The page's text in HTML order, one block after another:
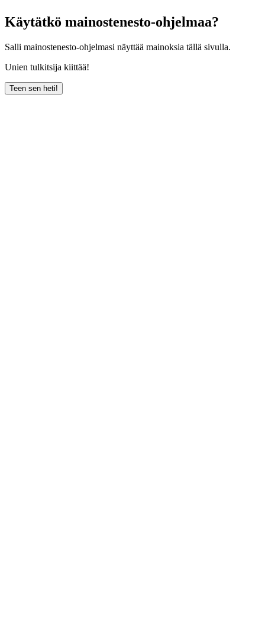
Käytätkö mainostenesto-ohjelmaa?
Salli mainostenesto-ohjelmasi näyttää mainoksia tällä sivulla.
Unien tulkitsija kiittää!
Teen sen heti!